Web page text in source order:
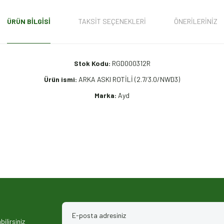
ÜRÜN BILGISI TAKSIT SEÇENEKLERI ÖNERILERINIZ
Stok Kodu: RGD000312R
Ürün ismi: ARKA ASKI ROTİLİ (2.7/3.0/NWD3)
Marka: Ayd